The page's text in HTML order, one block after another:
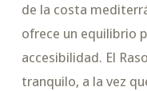
de la costa
ofrece un equilibrio
accesibilidad. El
tranquilo, a la vez